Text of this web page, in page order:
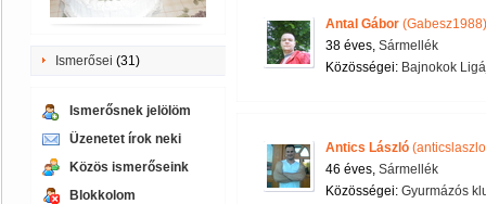
Ismerősei (31)
Ismerősnek jelölöm
Üzenetet írok neki
Közös ismerőseink
Blokkolom
Antal Gábor (Gabesz1988)
38 éves, Sármellék
Közösségei: Bajnokok
Antics László
46 éves, Sármellék
Közösségei: Gyurmázós